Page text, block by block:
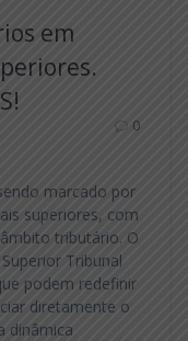
em
0
marcado por
superiores, com
tributário. O
Tribunal
podem redefinir
diretamente o
dinâmica